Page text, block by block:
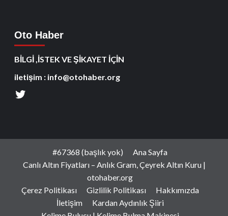
Oto Haber
BİLGİ ,İSTEK VE ŞİKAYET İÇİN
iletişim : info@otohaber.org
#67368 (başlık yok)
Ana Sayfa
Canlı Altın Fiyatları – Anlık Gram, Çeyrek Altın Kuru |
otohaber.org
Çerez Politikası
Gizlilik Politikası
Hakkımızda
İletişim
Kardan Aydınlık Şiiri